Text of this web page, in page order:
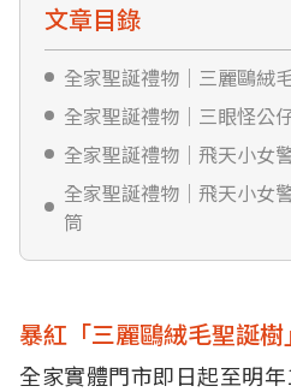
文章目錄
全家聖誕禮物｜三麗鷗絨
全家聖誕禮物｜三眼怪公
全家聖誕禮物｜飛天小女
全家聖誕禮物｜飛天小女
筒
暴紅「三麗鷗絨毛聖誕
全家實體門市即日起至明